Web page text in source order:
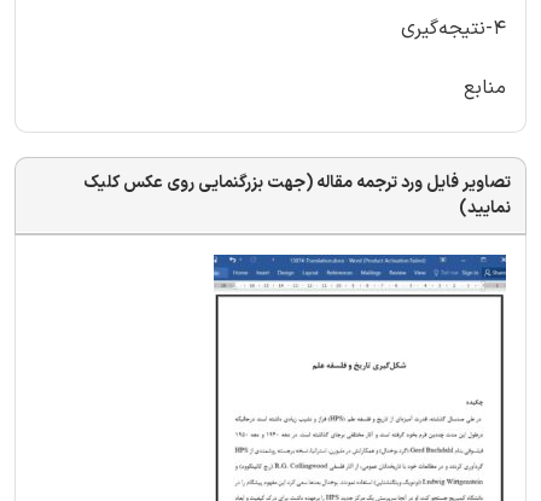
4-نتیجه‌گیری
منابع
تصاویر فایل ورد ترجمه مقاله (جهت بزرگنمایی روی عکس کلیک
نمایید)